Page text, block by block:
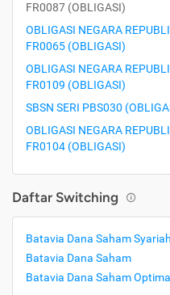
FR0087 (OBLIGASI)
OBLIGASI NEGARA
FR0065 (OBLIGASI)
OBLIGASI NEGARA
FR0109 (OBLIGASI)
SBSN SERI PBS030
OBLIGASI NEGARA
FR0104 (OBLIGASI)
Daftar Switching
Batavia Dana Saham Syariah
Batavia Dana Saham
Batavia Dana Saham Optimal